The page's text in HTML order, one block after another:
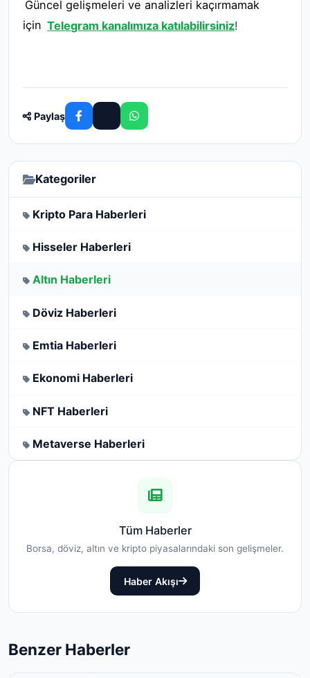
Güncel gelişmeleri ve analizleri kaçırmamak
için Telegram kanalımıza katılabilirsiniz!
Paylaş
Kategoriler
Kripto Para Haberleri
Hisseler Haberleri
Altın Haberleri
Döviz Haberleri
Emtia Haberleri
Ekonomi Haberleri
NFT Haberleri
Metaverse Haberleri
Tüm Haberler
Borsa, döviz, altın ve kripto piyasalarındaki son gelişmeler.
Haber Akışı
Benzer Haberler